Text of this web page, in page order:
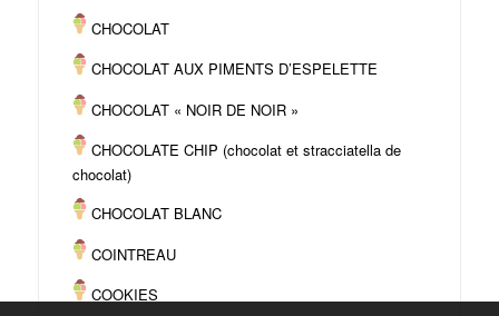
CHOCOLAT
CHOCOLAT AUX PIMENTS D’ESPELETTE
CHOCOLAT « NOIR DE NOIR »
CHOCOLATE CHIP (chocolat et stracciatella de
chocolat)
CHOCOLAT BLANC
COINTREAU
COOKIES